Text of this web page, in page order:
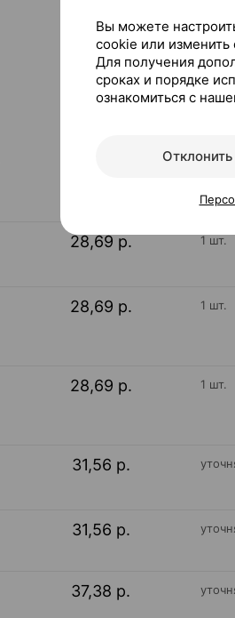
На карте
9
1 шт.
28,69 р. 1 шт.
28,69 р. 1 шт.
28,69 р. 1 шт.
31,56 р.
31,56 р.
37,38 р.
Вы можете
cookie или изменить
Для получения
сроках и порядке
ознакомиться с
Отклонить